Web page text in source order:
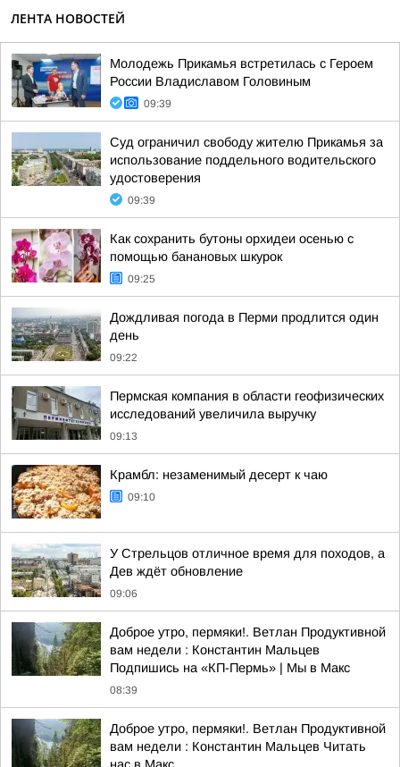
ЛЕНТА НОВОСТЕЙ
Молодежь Прикамья встретилась с Героем
России Владиславом Головиным
09:39
Суд ограничил свободу жителю Прикамья за
использование поддельного водительского
удостоверения
09:39
Как сохранить бутоны орхидеи осенью с
помощью банановых шкурок
09:25
Дождливая погода в Перми продлится один
день
09:22
Пермская компания в области геофизических
исследований увеличила выручку
09:13
Крамбл: незаменимый десерт к чаю
09:10
У Стрельцов отличное время для походов, а
Дев ждёт обновление
09:06
Доброе утро, пермяки!. Ветлан Продуктивной
вам недели : Константин Мальцев
Подпишись на «КП-Пермь» | Мы в Maкс
08:39
Доброе утро, пермяки!. Ветлан Продуктивной
вам недели : Константин Мальцев Читать